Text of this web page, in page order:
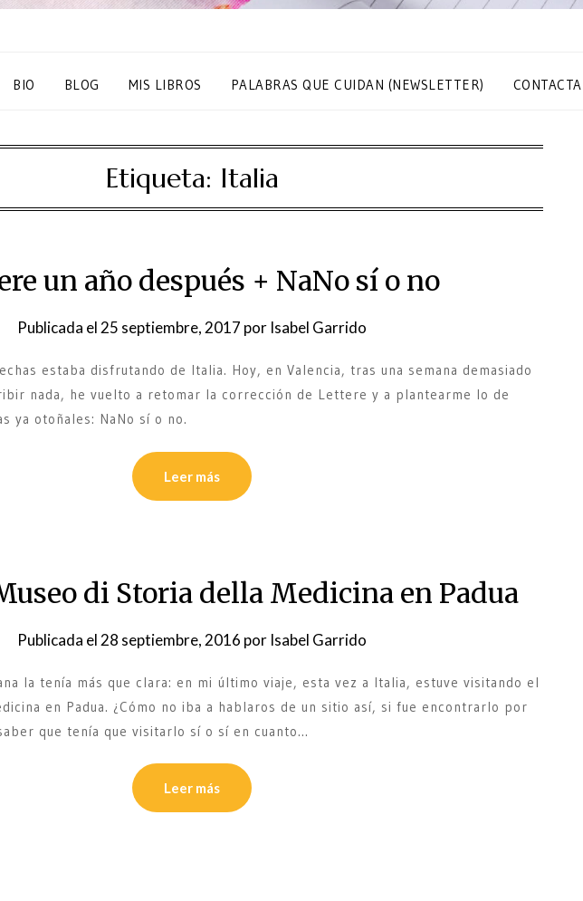
BIO BLOG MIS LIBROS PALABRAS QUE CUIDAN (NEWSLETTER) CONTACTA
Etiqueta: Italia
un año después + NaNo sí o no
Publicada el25 septiembre, 2017 por Isabel Garrido
estaba disfrutando de Italia. Hoy, en Valencia, tras una semana demasiado
nada, he vuelto a retomar la corrección de Lettere y a plantearme lo de
ya otoñales: NaNo sí o no.
Leer más
di Storia della Medicina en Padua
Publicada el 28 septiembre, 2016 por Isabel Garrido
la tenía más que clara: en mi último viaje, esta vez a Italia, estuve visitando el
en Padua. ¿Cómo no iba a hablaros de un sitio así, si fue encontrarlo por
que tenía que visitarlo sí o sí en cuanto…
Leer más